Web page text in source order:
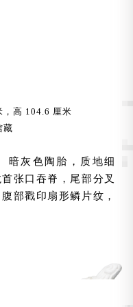
，高 104.6 厘米
藏
暗灰色陶胎，质地细
张口吞脊，尾部分叉
部戳印扇形鳞片纹，